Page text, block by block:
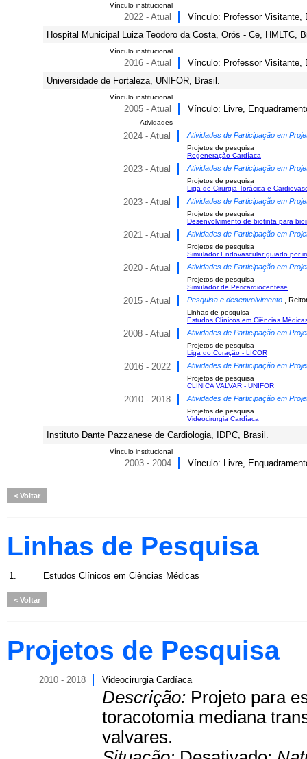
Vínculo institucional
2022 - Atual
Vínculo: Professor Visitante,
Hospital Municipal Luiza Teodoro da Costa, Orós - Ce, HMLTC,
Vínculo institucional
2016 - Atual
Vínculo: Professor Visitante,
Universidade de Fortaleza, UNIFOR, Brasil.
Vínculo institucional
2005 - Atual Vínculo: Livre,
Atividades
2024 - Atual Atividades de Participação em
Projetos de pesquisa
Regeneração Cardíaca
2023 - Atual Atividades de Participação em
Projetos de pesquisa
Liga de Cirurgia Torácica e
2023 - Atual Atividades de Participação em
Projetos de pesquisa
Desenvolvimento de biotinta para
2021 - Atual Atividades de Participação em
Projetos de pesquisa
Simulador Endovascular guiado por
2020 - Atual Atividades de Participação em
Projetos de pesquisa
Simulador de Pericardiocentese
2015 - Atual Pesquisa e desenvolvimento ,
Linhas de pesquisa
Estudos Clínicos em Ciências
2008 - Atual Atividades de Participação em
Projetos de pesquisa
Liga do Coração - LICOR
2016 - 2022 Atividades de Participação em
Projetos de pesquisa
CLINICA VALVAR - UNIFOR
2010 - 2018 Atividades de Participação em
Projetos de pesquisa
Videocirurgia Cardíaca
Instituto Dante Pazzanese de Cardiologia, IDPC, Brasil.
Vínculo institucional
2003 - 2004 Vínculo: Livre,
Voltar
Linhas de Pesquisa
1. Estudos Clínicos em Ciências Médicas
Voltar
Projetos de Pesquisa
2010 - 2018 Videocirurgia Cardíaca
Descrição: Projeto para
toracotomia mediana
valvares.